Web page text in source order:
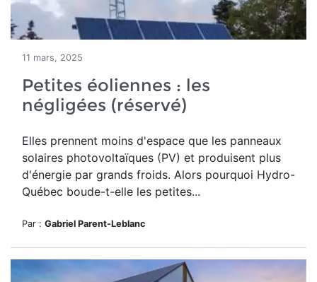
11 mars, 2025
Petites éoliennes : les
négligées (réservé)
Elles prennent moins d'espace que les panneaux
solaires photovoltaïques (PV) et produisent plus
d'énergie par grands froids. Alors pourquoi Hydro-
Québec boude-t-elle les petites...
Par : Gabriel Parent-Leblanc